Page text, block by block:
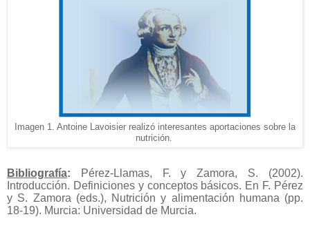
Imagen 1. Antoine Lavoisier realizó interesantes aportaciones sobre la
nutrición.
Bibliografía: Pérez-Llamas, F. y Zamora, S. (2002).
Introducción. Definiciones y conceptos básicos. En F. Pérez
y S. Zamora (eds.), Nutrición y alimentación humana (pp.
18-19). Murcia: Universidad de Murcia.